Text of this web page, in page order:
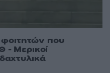
που
Μερικοί